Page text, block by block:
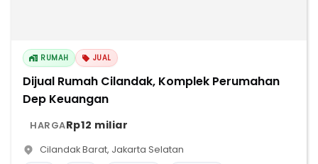
RUMAH JUAL
Dijual Rumah Cilandak, Komplek Perumahan
Dep Keuangan
HARGARp12 miliar
Cilandak Barat, Jakarta Selatan